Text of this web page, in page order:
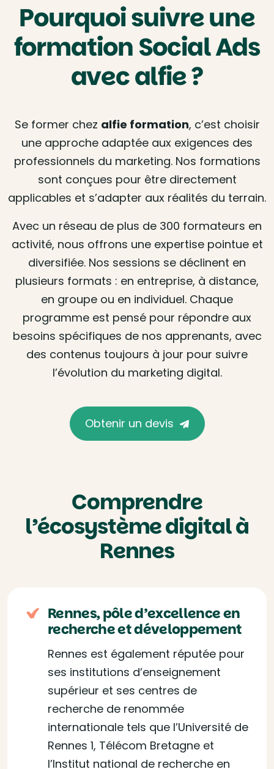
Pourquoi suivre une
formation Social Ads
avec alfie ?
Se former chez alfie formation, c’est choisir
une approche adaptée aux exigences des
professionnels du marketing. Nos formations
sont conçues pour être directement
applicables et s’adapter aux réalités du terrain.
Avec un réseau de plus de 300 formateurs en
activité, nous offrons une expertise pointue et
diversifiée. Nos sessions se déclinent en
plusieurs formats : en entreprise, à distance,
en groupe ou en individuel. Chaque
programme est pensé pour répondre aux
besoins spécifiques de nos apprenants, avec
des contenus toujours à jour pour suivre
l’évolution du marketing digital.
Obtenir un devis
Comprendre
l’écosystème digital à
Rennes
Rennes, pôle d’excellence en
recherche et développement
Rennes est également réputée pour
ses institutions d’enseignement
supérieur et ses centres de
recherche de renommée
internationale tels que l’Université de
Rennes 1, Télécom Bretagne et
l’Institut national de recherche en